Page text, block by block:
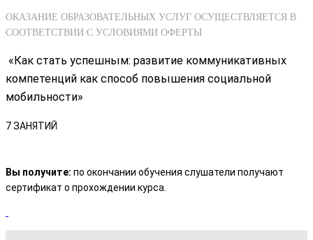
ОКАЗАНИЕ ОБРАЗОВАТЕЛЬНЫХ УСЛУГ ОСУЩЕСТВЛЯЕТСЯ В
СООТВЕТСТВИИ С УСЛОВИЯМИ ОФЕРТЫ
«Как стать успешным: развитие коммуникативных
компетенций как способ повышения социальной
мобильности»
7 ЗАНЯТИЙ
Вы получите: по окончании обучения слушатели получают
сертификат о прохождении курса.